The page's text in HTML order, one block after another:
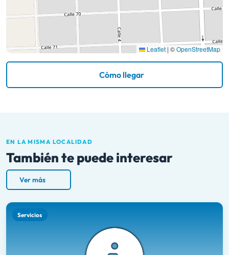
Leaflet | ©OpenStreetMap
Cómo llegar
EN LA MISMA LOCALIDAD
También te puede interesar
Ver más
Servicios